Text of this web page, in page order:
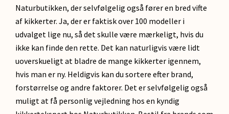
Naturbutikken, der selvfølgelig også fører en bred vifte
af kikkerter. Ja, der er faktisk over 100 modeller i
udvalget lige nu, så det skulle være mærkeligt, hvis du
ikke kan finde den rette. Det kan naturligvis være lidt
uoverskueligt at bladre de mange kikkerter igennem,
hvis man er ny. Heldigvis kan du sortere efter brand,
forstørrelse og andre faktorer. Det er selvfølgelig også
muligt at få personlig vejledning hos en kyndig